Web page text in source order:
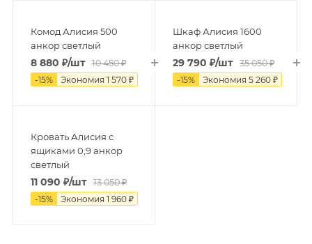
Комод Алисия 500
анкор светлый
8 880 ₽/шт 10 450₽
-15% Экономия 1 570₽
Шкаф Алисия 1600
анкор светлый
29 790 ₽/шт 35 050₽
-15% Экономия 5 260 ₽
Кровать Алисия с
ящиками 0,9 анкор
светлый
11 090 ₽/шт 13 050₽
-15% Экономия 1 960₽